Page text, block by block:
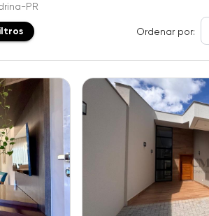
PR
Ordenar por: